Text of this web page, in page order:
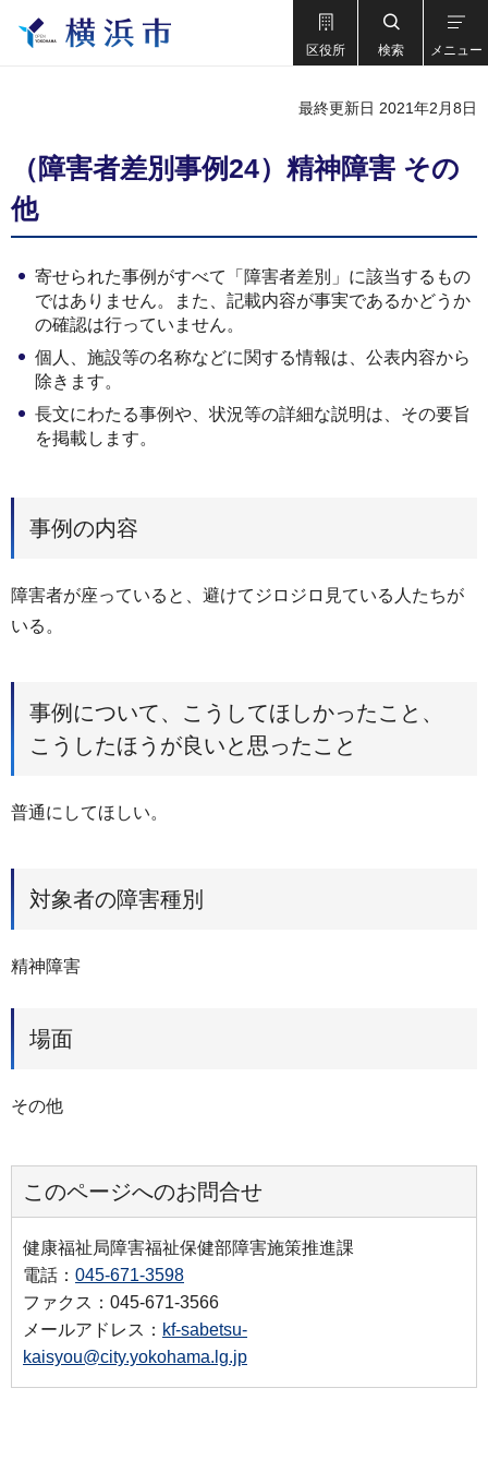
区役所 検索 メニュー
最終更新日 2021年2月8日
（障害者差別事例24）精神障害 その
他
寄せられた事例がすべて「障害者差別」に該当するもの
ではありません。また、記載内容が事実であるかどうか
の確認は行っていません。
個人、施設等の名称などに関する情報は、公表内容から
除きます。
長文にわたる事例や、状況等の詳細な説明は、その要旨
を掲載します。
事例の内容
障害者が座っていると、避けてジロジロ見ている人たちが
いる。
事例について、こうしてほしかったこと、
こうしたほうが良いと思ったこと
普通にしてほしい。
対象者の障害種別
精神障害
場面
その他
このページへのお問合せ
健康福祉局障害福祉保健部障害施策推進課
電話： 045-671-3598
ファクス：045-671-3566
メールアドレス： kf-sabetsu-
kaisyou@city.yokohama.lg.jp